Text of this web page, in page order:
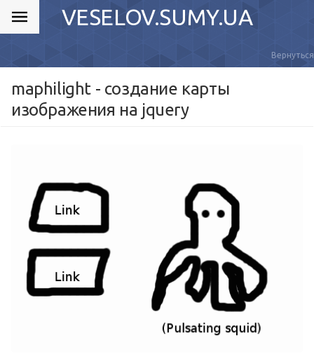
VESELOV.SUMY.UA
Вернуться
maphilight - создание карты
изображения на jquery